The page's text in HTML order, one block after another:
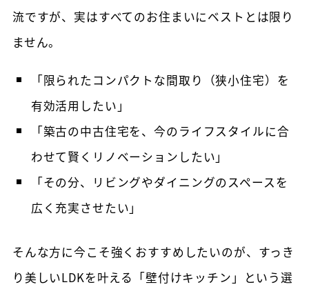
流ですが、実はすべてのお住まいにベストとは限り
ません。
「限られたコンパクトな間取り（狭小住宅）を
有効活用したい」
「築古の中古住宅を、今のライフスタイルに合
わせて賢くリノベーションしたい」
「その分、リビングやダイニングのスペースを
広く充実させたい」
そんな方に今こそ強くおすすめしたいのが、すっき
り美しいLDKを叶える「壁付けキッチン」という選